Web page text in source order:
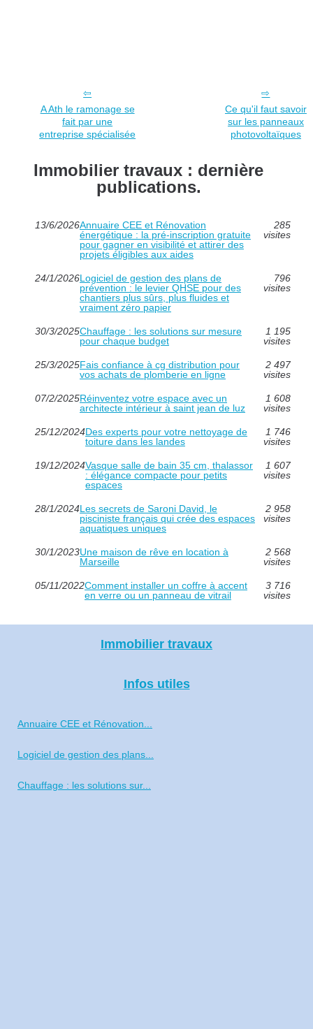
A Ath le ramonage se
fait par une
entreprise spécialisée
Ce qu'il faut savoir
sur les panneaux
photovoltaïques
Immobilier travaux : dernière
publications.
13/6/2026Annuaire CEE et Rénovation
énergétique : la pré-inscription gratuite
pour gagner en visibilité et attirer des
projets éligibles aux aides
285
visites
24/1/2026Logiciel de gestion des plans de
prévention : le levier QHSE pour des
chantiers plus sûrs, plus fluides et
vraiment zéro papier
796
visites
30/3/2025Chauffage : les solutions sur mesure
pour chaque budget
1 195
visites
25/3/2025Fais confiance à cg distribution pour
vos achats de plomberie en ligne
2 497
visites
07/2/2025Réinventez votre espace avec un
architecte intérieur à saint jean de luz
1 608
visites
25/12/2024Des experts pour votre nettoyage de
toiture dans les landes
1 746
visites
19/12/2024Vasque salle de bain 35 cm, thalassor
: élégance compacte pour petits
espaces
1 607
visites
28/1/2024Les secrets de Saroni David, le
pisciniste français qui crée des espaces
aquatiques uniques
2 958
visites
30/1/2023Une maison de rêve en location à
Marseille
2 568
visites
05/11/2022Comment installer un coffre à accent
en verre ou un panneau de vitrail
3 716
visites
Immobilier travaux
Infos utiles
Annuaire CEE et Rénovation...
Logiciel de gestion des plans...
Chauffage : les solutions sur...